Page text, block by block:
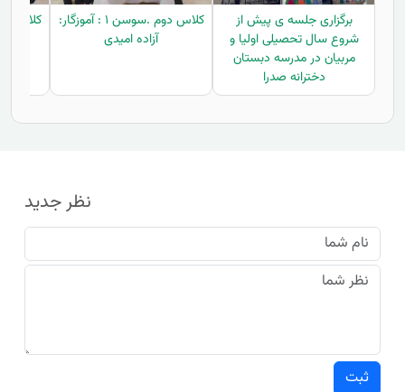
برگزاری جلسه ی پیش از
شروع سال تحصیلی اولیا و
مربیان در مدرسه دبستان
دخترانه صدرا
کلاس دوم .سوسن ۱ : آموزگار:
آزاده امیدی
نظر جدید
ثبت